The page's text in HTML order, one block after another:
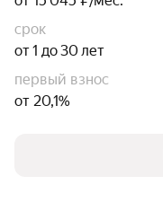
срок
от 1 до 30 лет
первый взнос
от 20,1%